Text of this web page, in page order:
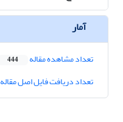
آمار
تعداد مشاهده مقاله 444
تعداد دریافت فایل اصل مقاله